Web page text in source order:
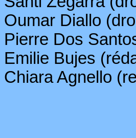
Oumar Diallo
Pierre Dos
Emilie Bujes
ChiaraAgnello